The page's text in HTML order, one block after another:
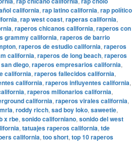
california, rap latino california, rap político
, rap west coast, raperas california,
, raperos chicanos california, raperos con
grammy california, raperos de barrio
, raperos de estudio california, raperos
california, raperos de long beach, raperos
diego, raperos empresarios california,
california, raperos fallecidos california,
california, raperos influyentes california,
, raperos millonarios california,
california, raperos virales california,
, roddy ricch, sad boy loko, saweetie,
x rbe, sonido californiano, sonido del west
, tatuajes raperos california, tde
california, too short, top 10 raperos